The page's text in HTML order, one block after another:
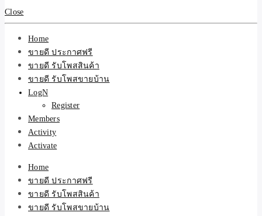
สินค้าและบริการ
Close
Home
ขายดี ประกาศฟรี
ขายดี รับโพสสินค้า
ขายดี รับโพสขายบ้าน
LogN
Register
Members
Activity
Activate
Home
ขายดี ประกาศฟรี
ขายดี รับโพสสินค้า
ขายดี รับโพสขายบ้าน